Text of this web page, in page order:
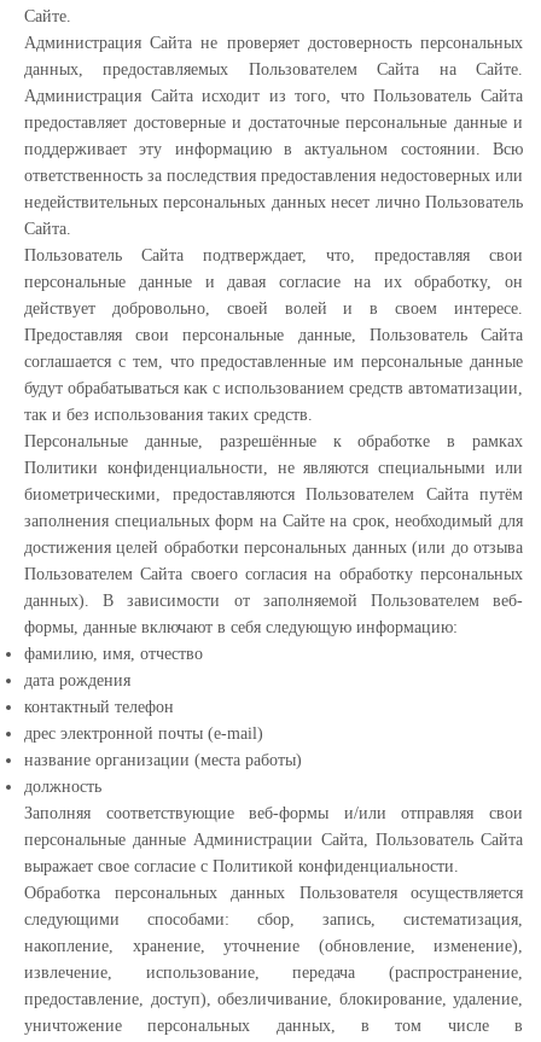
Сайте.
Администрация Сайта не проверяет достоверность персональных
данных, предоставляемых Пользователем Сайта на Сайте.
Администрация Сайта исходит из того, что Пользователь Сайта
предоставляет достоверные и достаточные персональные данные и
поддерживает эту информацию в актуальном состоянии. Всю
ответственность за последствия предоставления недостоверных или
недействительных персональных данных несет лично Пользователь
Сайта.
Пользователь Сайта подтверждает, что, предоставляя свои
персональные данные и давая согласие на их обработку, он
действует добровольно, своей волей и в своем интересе.
Предоставляя свои персональные данные, Пользователь Сайта
соглашается с тем, что предоставленные им персональные данные
будут обрабатываться как с использованием средств автоматизации,
так и без использования таких средств.
Персональные данные, разрешённые к обработке в рамках
Политики конфиденциальности, не являются специальными или
биометрическими, предоставляются Пользователем Сайта путём
заполнения специальных форм на Сайте на срок, необходимый для
достижения целей обработки персональных данных (или до отзыва
Пользователем Сайта своего согласия на обработку персональных
данных). В зависимости от заполняемой Пользователем веб-
формы, данные включают в себя следующую информацию:
фамилию, имя, отчество
дата рождения
контактный телефон
дрес электронной почты (e-mail)
название организации (места работы)
должность
Заполняя соответствующие веб-формы и/или отправляя свои
персональные данные Администрации Сайта, Пользователь Сайта
выражает свое согласие с Политикой конфиденциальности.
Обработка персональных данных Пользователя осуществляется
следующими способами: сбор, запись, систематизация,
накопление, хранение, уточнение (обновление, изменение),
извлечение, использование, передача (распространение,
предоставление, доступ), обезличивание, блокирование, удаление,
уничтожение персональных данных, в том числе в